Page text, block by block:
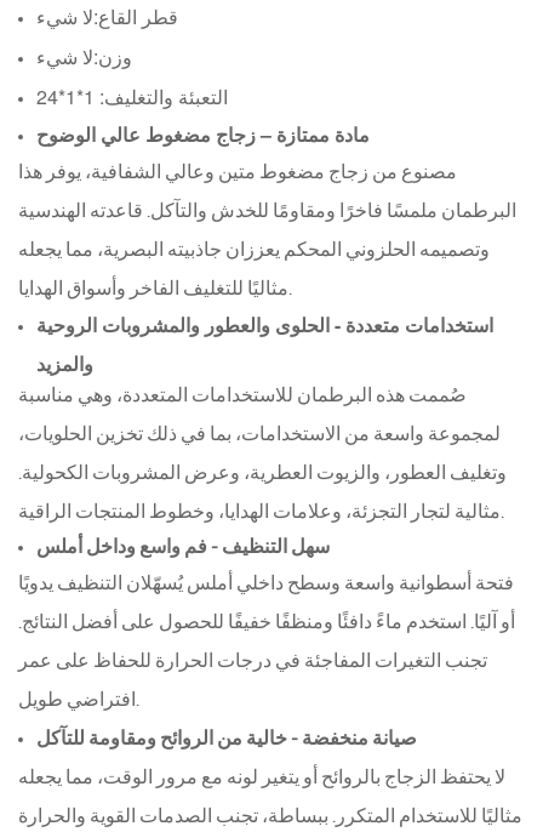
قطر القاع:لا شيء
وزن:لا شيء
التعبئة والتغليف: 1*1*24
مادة ممتازة – زجاج مضغوط عالي الوضوح
مصنوع من زجاج مضغوط متين وعالي الشفافية، يوفر هذا
البرطمان ملمسًا فاخرًا ومقاومًا للخدش والتآكل. قاعدته الهندسية
وتصميمه الحلزوني المحكم يعززان جاذبيته البصرية، مما يجعله
استخدامات متعددة - الحلوى والعطور والمشروبات الروحية
والمزيد
صُممت هذه البرطمان للاستخدامات المتعددة، وهي مناسبة
لمجموعة واسعة من الاستخدامات، بما في ذلك تخزين الحلويات،
وتغليف العطور، والزيوت العطرية، وعرض المشروبات الكحولية.
سهل التنظيف - فم واسع وداخل أملس
فتحة أسطوانية واسعة وسطح داخلي أملس يُسهّلان التنظيف يدويًا
أو آليًا. استخدم ماءً دافئًا ومنظفًا خفيفًا للحصول على أفضل النتائج.
تجنب التغيرات المفاجئة في درجات الحرارة للحفاظ على عمر
صيانة منخفضة - خالية من الروائح ومقاومة للتآكل
لا يحتفظ الزجاج بالروائح أو يتغير لونه مع مرور الوقت، مما يجعله
مثاليًا للاستخدام المتكرر. ببساطة، تجنب الصدمات القوية والحرارة